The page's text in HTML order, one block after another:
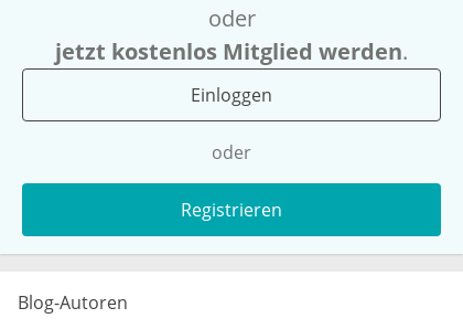
oder
jetzt kostenlos Mitglied werden.
Einloggen
oder
Registrieren
Blog-Autoren